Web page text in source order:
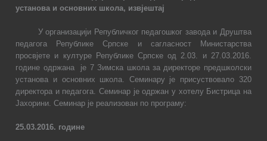
установа иосновних школа, извјештај
У организацији Републичког педагошког завода и Друштва
педагога Републике Српске и сагласност Министарства
просвјете и културе Републике Српске од 2.03. и 27.03.2016.
године одржана
је 7 Зимска школа за директоре предшколски
установа и основних школа. Семинару је присуствовало 320
директора и педагога. Семинар је одржан у хотелу Бистрица на
Јахорини. Семинар је реализован по програму:
25.03.2016. године